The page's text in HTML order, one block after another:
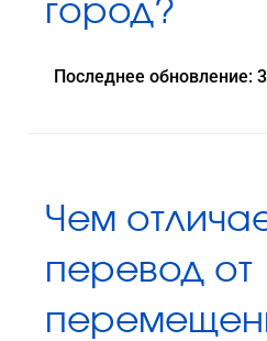
город?
Последнее обновление:
Чем
перевод от